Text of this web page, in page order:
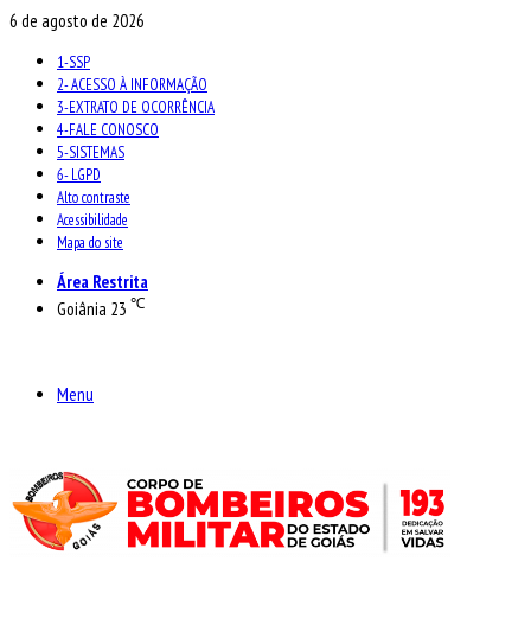
6 de agosto de 2026
1-SSP
2- ACESSO À INFORMAÇÃO
3-EXTRATO DE OCORRÊNCIA
4-FALE CONOSCO
5-SISTEMAS
6- LGPD
Alto contraste
Acessibilidade
Mapa do site
Área Restrita
Goiânia 23 ℃
Menu